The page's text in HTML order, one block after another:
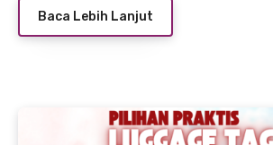
Baca Lebih Lanjut